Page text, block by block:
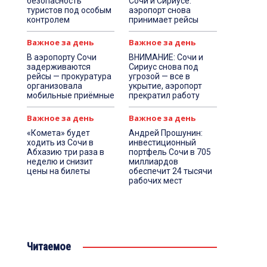
туристов под особым
контролем
аэропорт снова
принимает рейсы
Важное за день
В аэропорту Сочи
задерживаются
рейсы — прокуратура
организовала
мобильные приёмные
Важное за день
ВНИМАНИЕ: Сочи и
Сириус снова под
угрозой — все в
укрытие, аэропорт
прекратил работу
Важное за день
«Комета» будет
ходить из Сочи в
Абхазию три раза в
неделю и снизит
цены на билеты
Важное за день
Андрей Прошунин:
инвестиционный
портфель Сочи в 705
миллиардов
обеспечит 24 тысячи
рабочих мест
Читаемое